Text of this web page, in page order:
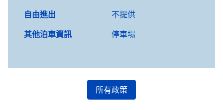
自由進出
不提供
其他泊車資訊
停車場
所有政策